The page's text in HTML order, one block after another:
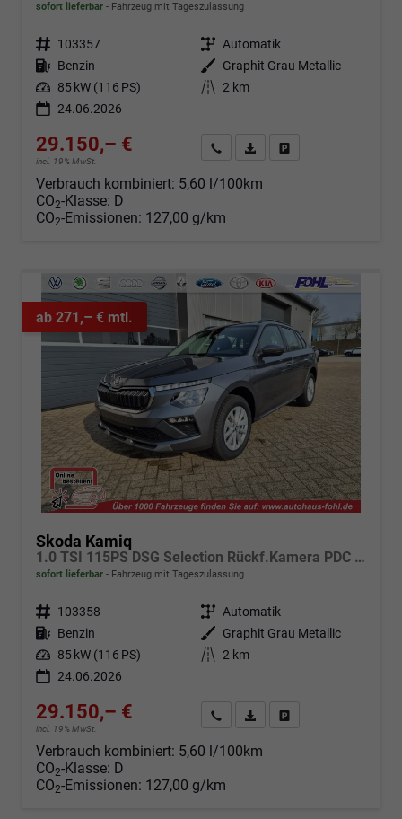
sofort lieferbar Fahrzeug mit Tageszulassung
Fahrzeugnr. 103357 Getriebe Automatik
Kraftstoff Benzin Außenfarbe
Graphit Grau Metallic
Leistung 85 kW (116 PS) Kilometerstand 2 km
24.06.2026
29.150,– €
incl. 19% MwSt.
Angebot anfordern
Fahrzeugexpose (PDF)
Verbrauch kombiniert: 5,60 l/100km
CO2-Klasse: D
CO2-Emissionen: 127,00 g/km
ab 271,– € mtl.
Skoda Kamiq
1.0 TSI 115PS DSG Selection Rückf.Kamera PDC v+h Sitzheizung Klimaautomatik Skoda-Radio Apple CarPlay + Android Auto Tempomat Garantieverlängerung 16"LM
sofort lieferbar Fahrzeug mit Tageszulassung
Fahrzeugnr. 103358 Getriebe Automatik
Kraftstoff Benzin Außenfarbe
Graphit Grau Metallic
Leistung 85 kW (116 PS) Kilometerstand 2 km
24.06.2026
29.150,– €
incl. 19% MwSt.
Angebot anfordern
Fahrzeugexpose (PDF)
Verbrauch kombiniert: 5,60 l/100km
CO2-Klasse: D
CO2-Emissionen: 127,00 g/km